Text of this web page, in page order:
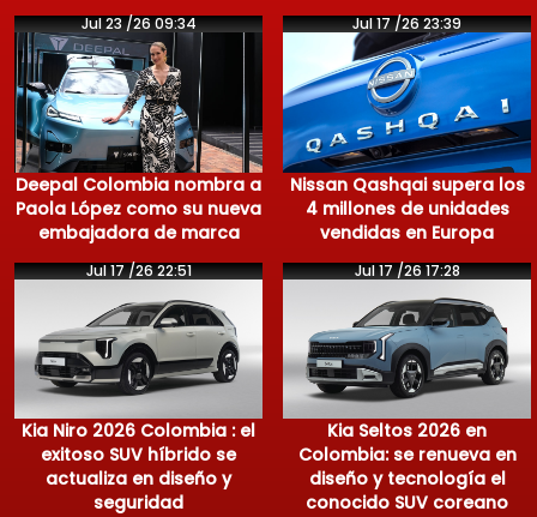
Jul 23 /26 09:34
Deepal Colombia nombra a
Paola López como su nueva
embajadora de marca
Jul 17 /26 23:39
Nissan Qashqai supera los
4 millones de unidades
vendidas en Europa
Jul 17 /26 22:51
Kia Niro 2026 Colombia : el
exitoso SUV híbrido se
actualiza en diseño y
seguridad
Jul 17 /26 17:28
Kia Seltos 2026 en
Colombia: se renueva en
diseño y tecnología el
conocido SUV coreano